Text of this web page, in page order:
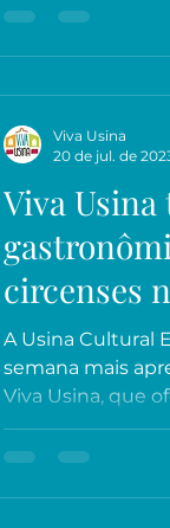
Viva
circenses
A Usina Cultural
semana mais
Viva Usina, que
Viva Usina
20 de jul. de